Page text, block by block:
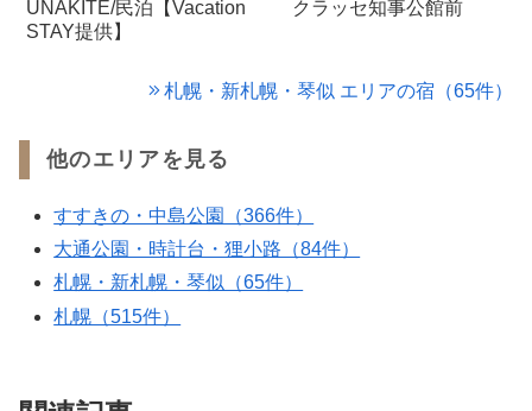
UNAKITE/民泊【Vacation
STAY提供】
クラッセ知事公館前
札幌・新札幌・琴似 エリアの宿（65件）
他のエリアを見る
すすきの・中島公園（366件）
大通公園・時計台・狸小路（84件）
札幌・新札幌・琴似（65件）
札幌（515件）